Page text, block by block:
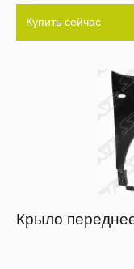
Купить сейчас
Крыло